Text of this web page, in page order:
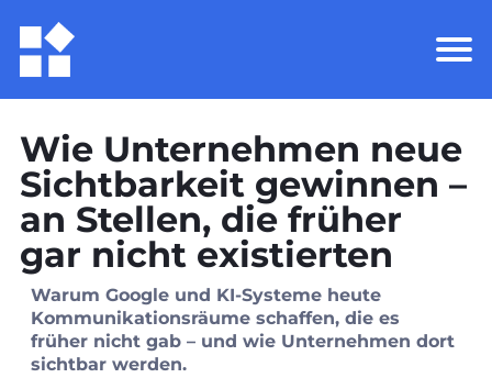
Wie Unternehmen neue
Sichtbarkeit gewinnen –
an Stellen, die früher
gar nicht existierten
Warum Google und KI‑Systeme heute
Kommunikationsräume schaffen, die es
früher nicht gab – und wie Unternehmen dort
sichtbar werden.